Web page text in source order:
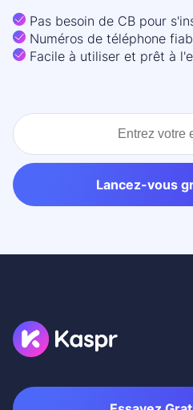
Pas besoin de CB pour
Numéros de téléphone
Facile à utiliser et prêt à
Lancez-vous